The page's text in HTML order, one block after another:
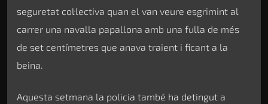
seguretat col·lectiva quan el van veure esgrimint al
carrer una navalla papallona amb una fulla de més
de set centímetres que anava traient i ficant a la
beina.
Aquesta setmana la policia també ha detingut a